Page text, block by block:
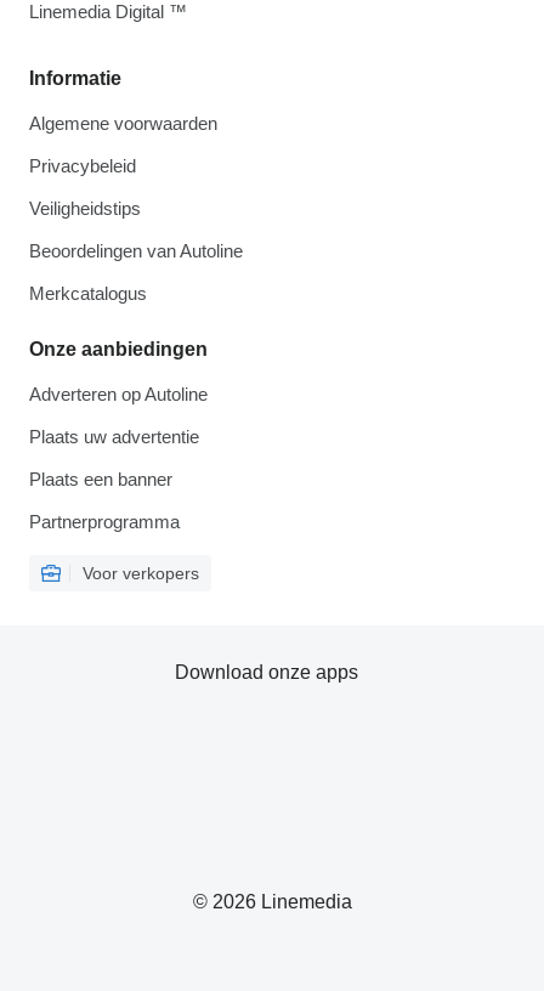
Informatie
Algemene voorwaarden
Privacybeleid
Veiligheidstips
Beoordelingen van Autoline
Merkcatalogus
Onze aanbiedingen
Adverteren op Autoline
Plaats uw advertentie
Plaats een banner
Partnerprogramma
Voor verkopers
Linemedia Digital ™
© 2026 Linemedia
Download onze apps